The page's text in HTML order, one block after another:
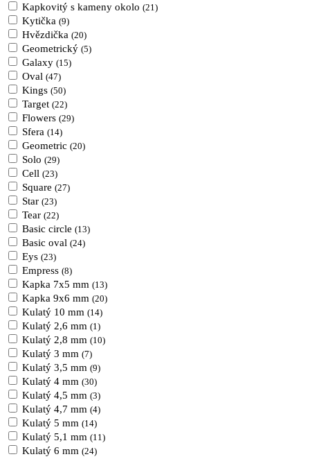
Kapkovitý s kameny okolo (21)
Kytička (9)
Hvězdička (20)
Geometrický (5)
Galaxy (15)
Oval (47)
Kings (50)
Target (22)
Flowers (29)
Sfera (14)
Geometric (20)
Solo (29)
Cell (23)
Square (27)
Star (23)
Tear (22)
Basic circle (13)
Basic oval (24)
Eys (23)
Empress (8)
Kapka 7x5 mm (13)
Kapka 9x6 mm (20)
Kulatý 10 mm (14)
Kulatý 2,6 mm (1)
Kulatý 2,8 mm (10)
Kulatý 3 mm (7)
Kulatý 3,5 mm (9)
Kulatý 4 mm (30)
Kulatý 4,5 mm (3)
Kulatý 4,7 mm (4)
Kulatý 5 mm (14)
Kulatý 5,1 mm (11)
Kulatý 6 mm (24)